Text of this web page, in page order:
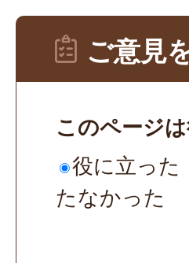
ご意見
このページ
役に立った
たなかった